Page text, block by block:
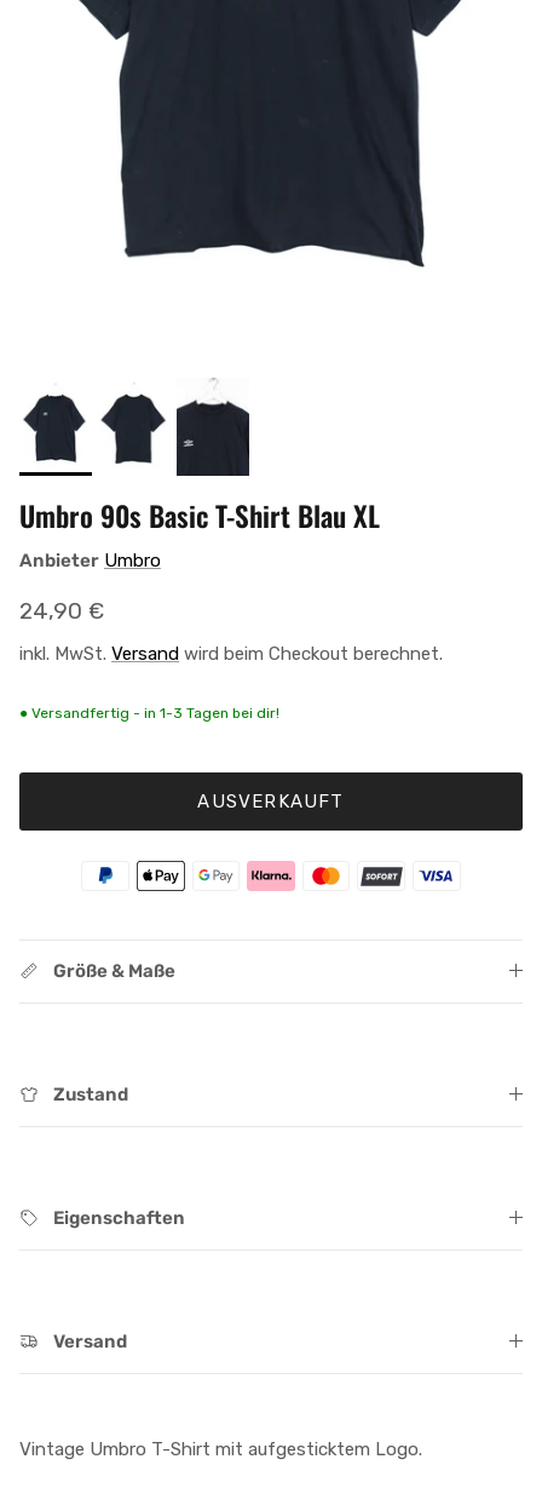
Umbro 90s Basic T-Shirt Blau XL
Anbieter Umbro
Normaler Preis
24,90 €
inkl. MwSt. Versand wird beim Checkout berechnet.
● Versandfertig - in 1-3 Tagen bei dir!
AUSVERKAUFT
Größe & Maße
Zustand
Eigenschaften
Versand
Vintage Umbro T-Shirt mit aufgesticktem Logo.